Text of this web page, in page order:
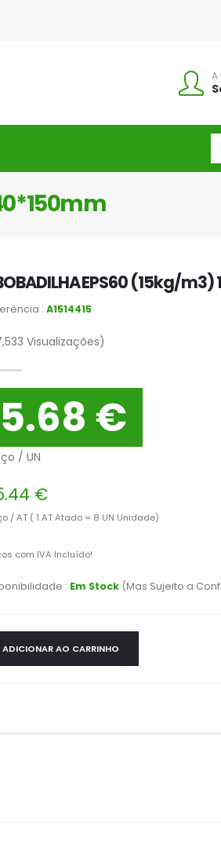
A
EPS60 (15kg/
: A1514415
Visualizações)
5.68 €
/ UN
€
/ AT ( 1 AT Atado = 8 UN Unidade)
com IVA Incluído!
: Em Stock (Mas Sujeito a
ADICIONAR AO CARRINHO